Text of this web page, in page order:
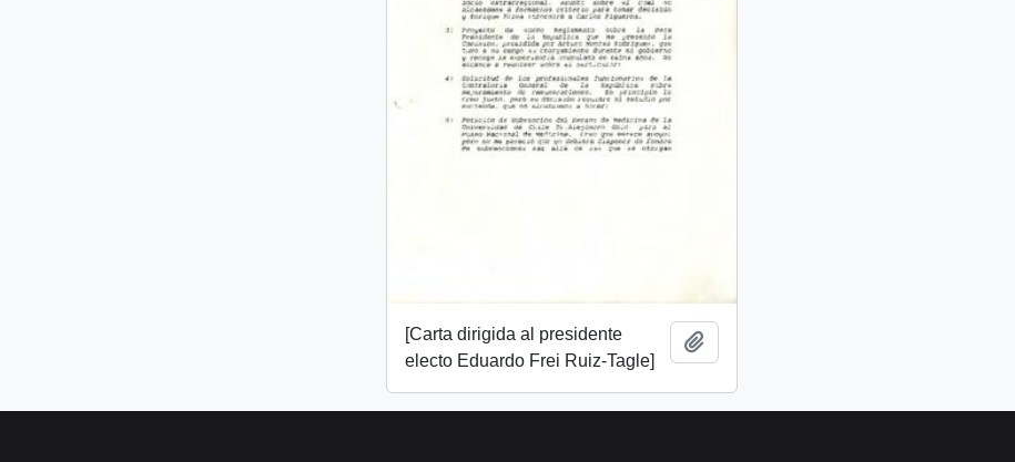
[Carta dirigida al presidente
electo Eduardo Frei Ruiz-Tagle]